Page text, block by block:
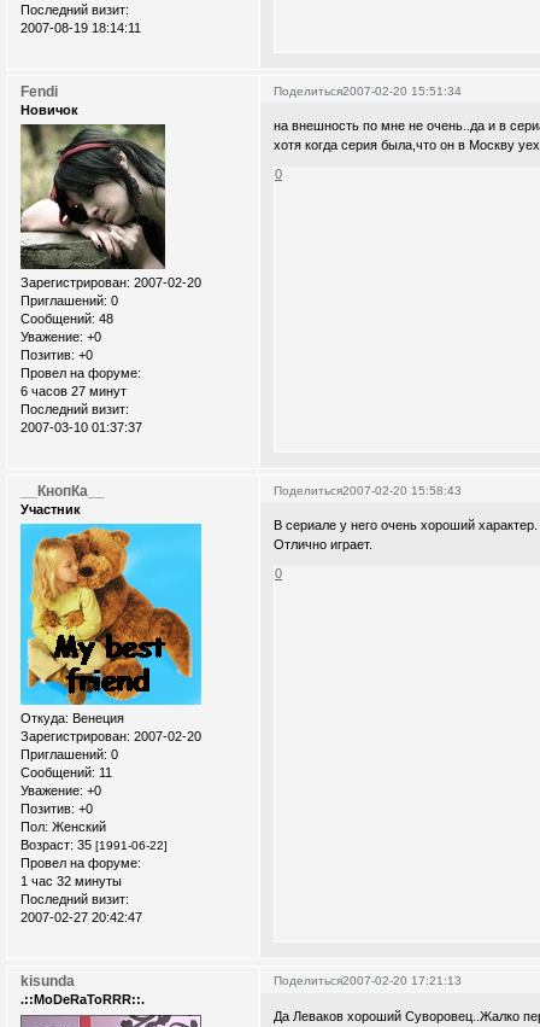
Последний визит:
2007-08-19 18:14:11
Поделиться2007-02-20 15:51:34
Fendi
Новичок
Зарегистрирован: 2007-02-20
Приглашений: 0
Сообщений: 48
Уважение: +0
Позитив: +0
Провел на форуме:
6 часов 27 минут
Последний визит:
2007-03-10 01:37:37
на внешность по мне не очень..да и в
хотя когда серия была,что он в Москву
0
Поделиться2007-02-20 15:58:43
__КнопКа__
Участник
Откуда: Венеция
Зарегистрирован: 2007-02-20
Приглашений: 0
Сообщений: 11
Уважение: +0
Позитив: +0
Пол: Женский
Возраст: 35 [1991-06-22]
Провел на форуме:
1 час 32 минуты
Последний визит:
2007-02-27 20:42:47
В сериале у него очень хороший характер.
Отлично играет.
0
Поделиться2007-02-20 17:21:13
kisunda
.::MoDeRaToRRR::.
Да Леваков хороший Суворовец..Жалко